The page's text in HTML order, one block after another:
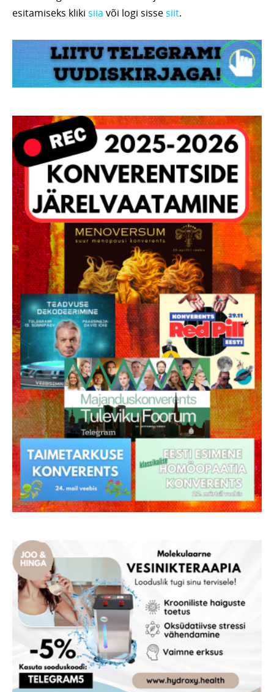
esitamiseks kliki siia või logi sissesiit.